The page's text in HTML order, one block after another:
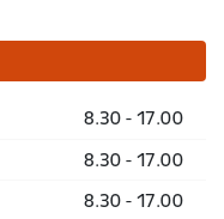
8.30 - 17.00
8.30 - 17.00
8.30 - 17.00